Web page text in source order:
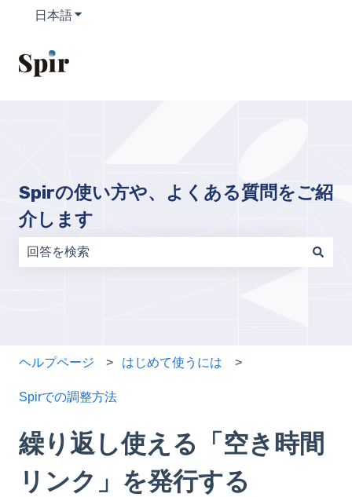
日本語翻訳のサブメニューを表示
Spirの使い方や、よくある質問をご紹
介します
ヘルプページ はじめて使うには
Spirでの調整方法
繰り返し使える「空き時間
リンク」を発行する